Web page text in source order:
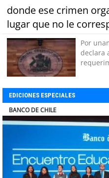
donde ese crimen
lugar que no le
Por
declara
EDICIONES ESPECIALES
ELECTROLUX